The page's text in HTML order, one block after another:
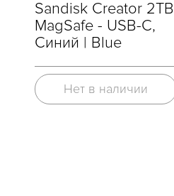
Sandisk Creator 2TB
MagSafe - USB-C,
Синий | Blue
Нет в наличии